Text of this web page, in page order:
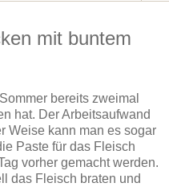
mit buntem
bereits zweimal
hat. Der Arbeitsaufwand
Weise kann man es sogar
Paste für das Fleisch
vorher gemacht werden.
das Fleisch braten und